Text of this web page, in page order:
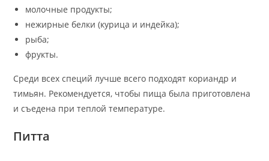
молочные продукты;
нежирные белки (курица и индейка);
рыба;
фрукты.
Среди всех специй лучше всего подходят кориандр и
тимьян. Рекомендуется, чтобы пища была приготовлена
и съедена при теплой температуре.
Питта